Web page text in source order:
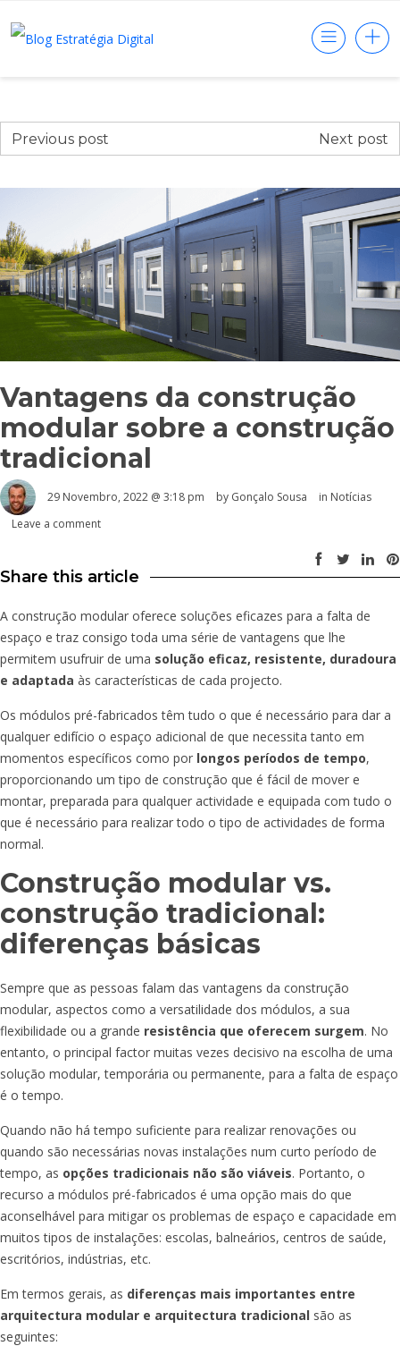
Previous post Next post
Vantagens da construção
modular sobre a construção
tradicional
29 Novembro, 2022 @ 3:18 pm by Gonçalo Sousa in Notícias
Leave a comment
Share this article
A construção modular oferece soluções eficazes para a falta de
espaço e traz consigo toda uma série de vantagens que lhe
permitem usufruir de uma solução eficaz, resistente, duradoura
e adaptada às características de cada projecto.
Os módulos pré-fabricados têm tudo o que é necessário para dar a
qualquer edifício o espaço adicional de que necessita tanto em
momentos específicos como por longos períodos de tempo,
proporcionando um tipo de construção que é fácil de mover e
montar, preparada para qualquer actividade e equipada com tudo o
que é necessário para realizar todo o tipo de actividades de forma
normal.
Construção modular vs.
construção tradicional:
diferenças básicas
Sempre que as pessoas falam das vantagens da construção
modular, aspectos como a versatilidade dos módulos, a sua
flexibilidade ou a grande resistência que oferecem surgem. No
entanto, o principal factor muitas vezes decisivo na escolha de uma
solução modular, temporária ou permanente, para a falta de espaço
é o tempo.
Quando não há tempo suficiente para realizar renovações ou
quando são necessárias novas instalações num curto período de
tempo, as opções tradicionais não são viáveis. Portanto, o
recurso a módulos pré-fabricados é uma opção mais do que
aconselhável para mitigar os problemas de espaço e capacidade em
muitos tipos de instalações: escolas, balneários, centros de saúde,
escritórios, indústrias, etc.
Em termos gerais, as diferenças mais importantes entre
arquitectura modular e arquitectura tradicional são as
seguintes: